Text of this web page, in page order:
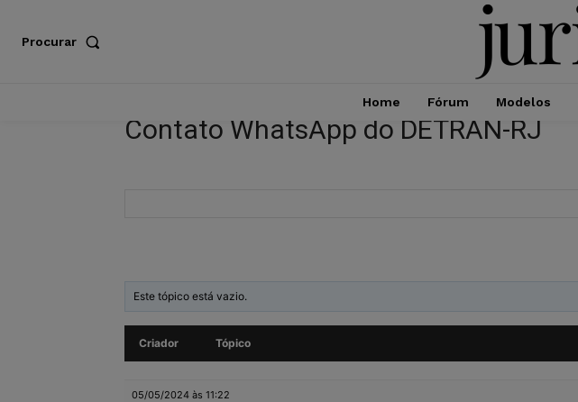
Procurar
Home Fórum Modelos
Contato WhatsApp do DETRAN-RJ
Este tópico está vazio.
Criador Tópico
05/05/2024 às 11:22